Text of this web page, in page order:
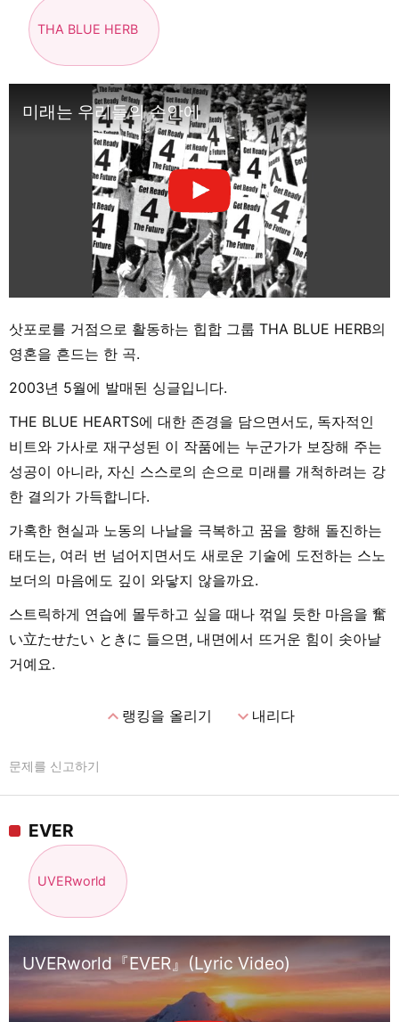
THA BLUE HERB
미래는 우리들의 손안에
삿포로를 거점으로 활동하는 힙합 그룹 THA BLUE HERB의
영혼을 흔드는 한 곡.
2003년 5월에 발매된 싱글입니다.
THE BLUE HEARTS에 대한 존경을 담으면서도, 독자적인
비트와 가사로 재구성된 이 작품에는 누군가가 보장해 주는
성공이 아니라, 자신 스스로의 손으로 미래를 개척하려는 강
한 결의가 가득합니다.
가혹한 현실과 노동의 나날을 극복하고 꿈을 향해 돌진하는
태도는, 여러 번 넘어지면서도 새로운 기술에 도전하는 스노
보더의 마음에도 깊이 와닿지 않을까요.
스트릭하게 연습에 몰두하고 싶을 때나 꺾일 듯한 마음을 奮
い立たせたい ときに 들으면, 내면에서 뜨거운 힘이 솟아날
거예요.
expand_less랭킹을 올리기 expand_more내리다
문제를 신고하기
EVER
UVERworld
UVERworld『EVER』(Lyric Video)